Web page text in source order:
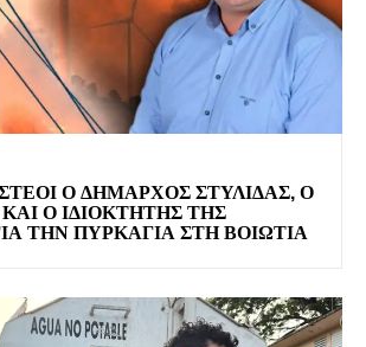
Ο ΔΗΜΑΡΧΟΣ ΣΤΥΛΙΔΑΣ, Ο
Ο ΙΔΙΟΚΤΗΤΗΣ ΤΗΣ
ΤΗΝ ΠΥΡΚΑΓΙΑ ΣΤΗ ΒΟΙΩΤΙΑ